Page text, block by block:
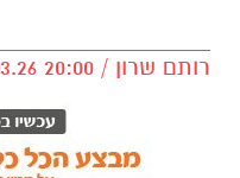
רותם שרון / 20:00 15.03.26